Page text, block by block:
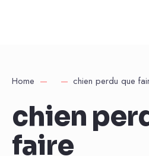
Home chien perdu que
chien
faire